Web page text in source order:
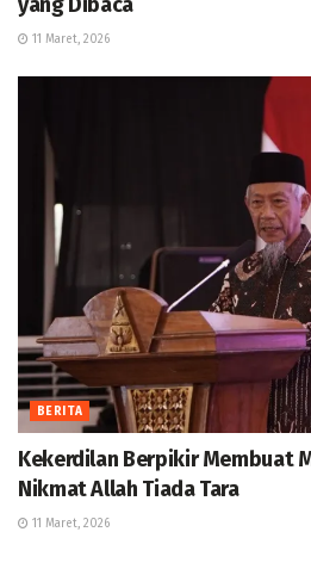
11 Maret, 2026
BERITA
Kekerdilan Berpikir Membuat
Nikmat Allah Tiada Tara
11 Maret, 2026